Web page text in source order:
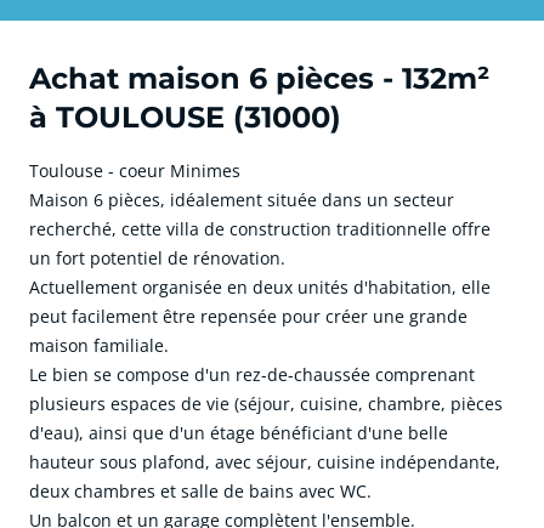
Achat maison 6 pièces - 132m²
à TOULOUSE (31000)
Toulouse - coeur Minimes
Maison 6 pièces, idéalement située dans un secteur
recherché, cette villa de construction traditionnelle offre
un fort potentiel de rénovation.
Actuellement organisée en deux unités d'habitation, elle
peut facilement être repensée pour créer une grande
maison familiale.
Le bien se compose d'un rez-de-chaussée comprenant
plusieurs espaces de vie (séjour, cuisine, chambre, pièces
d'eau), ainsi que d'un étage bénéficiant d'une belle
hauteur sous plafond, avec séjour, cuisine indépendante,
deux chambres et salle de bains avec WC.
Un balcon et un garage complètent l'ensemble.